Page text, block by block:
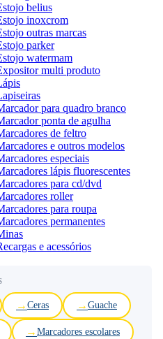
belius
inoxcrom
outras marcas
parker
watermam
multi produto
para quadro branco
ponta de agulha
de feltro
e outros modelos
especiais
lápis fluorescentes
para cd/dvd
roller
para roupa
permanentes
e acessórios
Ceras Guache
Marcadores escolares